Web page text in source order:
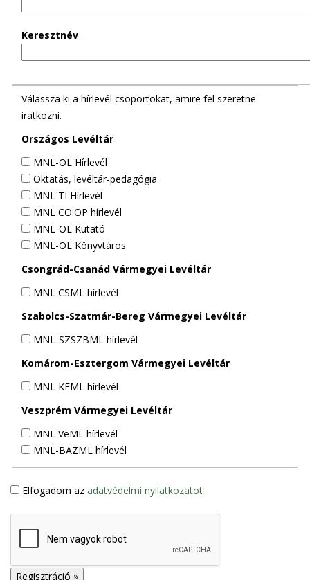
Keresztnév
Válassza ki a hírlevél csoportokat, amire fel szeretne
iratkozni.
Országos Levéltár
MNL-OL Hírlevél
Oktatás, levéltár-pedagógia
MNL TI Hírlevél
MNL CO:OP hírlevél
MNL-OL Kutató
MNL-OL Könyvtáros
Csongrád-Csanád Vármegyei Levéltár
MNL CSML hírlevél
Szabolcs-Szatmár-Bereg Vármegyei Levéltár
MNL-SZSZBML hírlevél
Komárom-Esztergom Vármegyei Levéltár
MNL KEML hírlevél
Veszprém Vármegyei Levéltár
MNL VeML hírlevél
MNL-BAZML hírlevél
Elfogadom az adatvédelmi nyilatkozatot